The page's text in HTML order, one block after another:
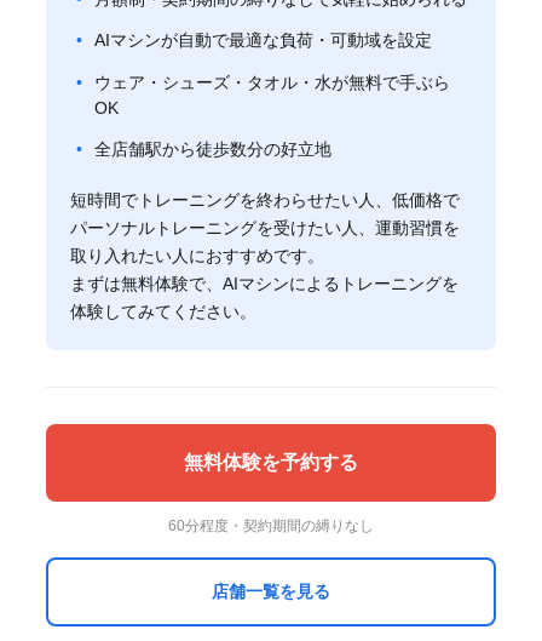
AIマシンが自動で最適な負荷・可動域を設定
ウェア・シューズ・タオル・水が無料で手ぶら
OK
全店舗駅から徒歩数分の好立地
短時間でトレーニングを終わらせたい人、低価格で
パーソナルトレーニングを受けたい人、運動習慣を
取り入れたい人におすすめです。
まずは無料体験で、AIマシンによるトレーニングを
体験してみてください。
無料体験を予約する
60分程度・契約期間の縛りなし
店舗一覧を見る